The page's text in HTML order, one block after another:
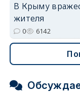
В Крыму
жителя
0 6142